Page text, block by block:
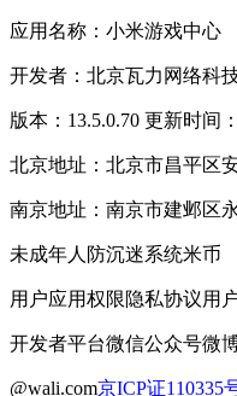
应用名称：小米游戏中心
开发者：北京瓦力网络科
版本：13.5.0.70 更新时间
北京地址：北京市昌平区
南京地址：南京市建邺区
未成年人防沉迷系统米币
用户应用权限隐私协议用
开发者平台微信公众号微
@wali.com京ICP证110335